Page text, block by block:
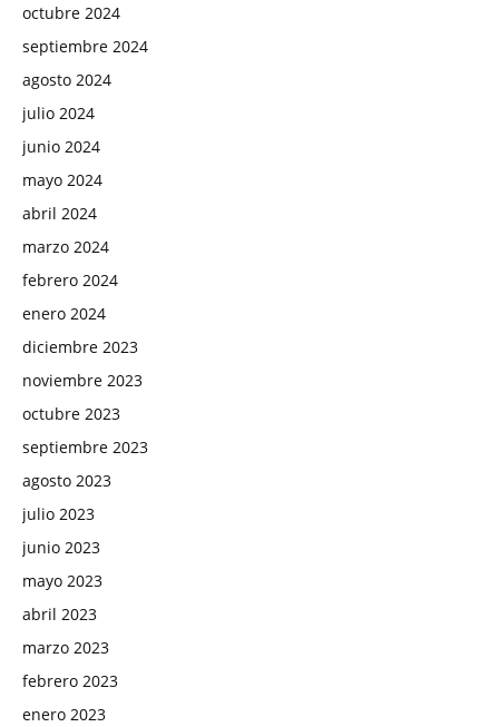
octubre 2024
septiembre 2024
agosto 2024
julio 2024
junio 2024
mayo 2024
abril 2024
marzo 2024
febrero 2024
enero 2024
diciembre 2023
noviembre 2023
octubre 2023
septiembre 2023
agosto 2023
julio 2023
junio 2023
mayo 2023
abril 2023
marzo 2023
febrero 2023
enero 2023